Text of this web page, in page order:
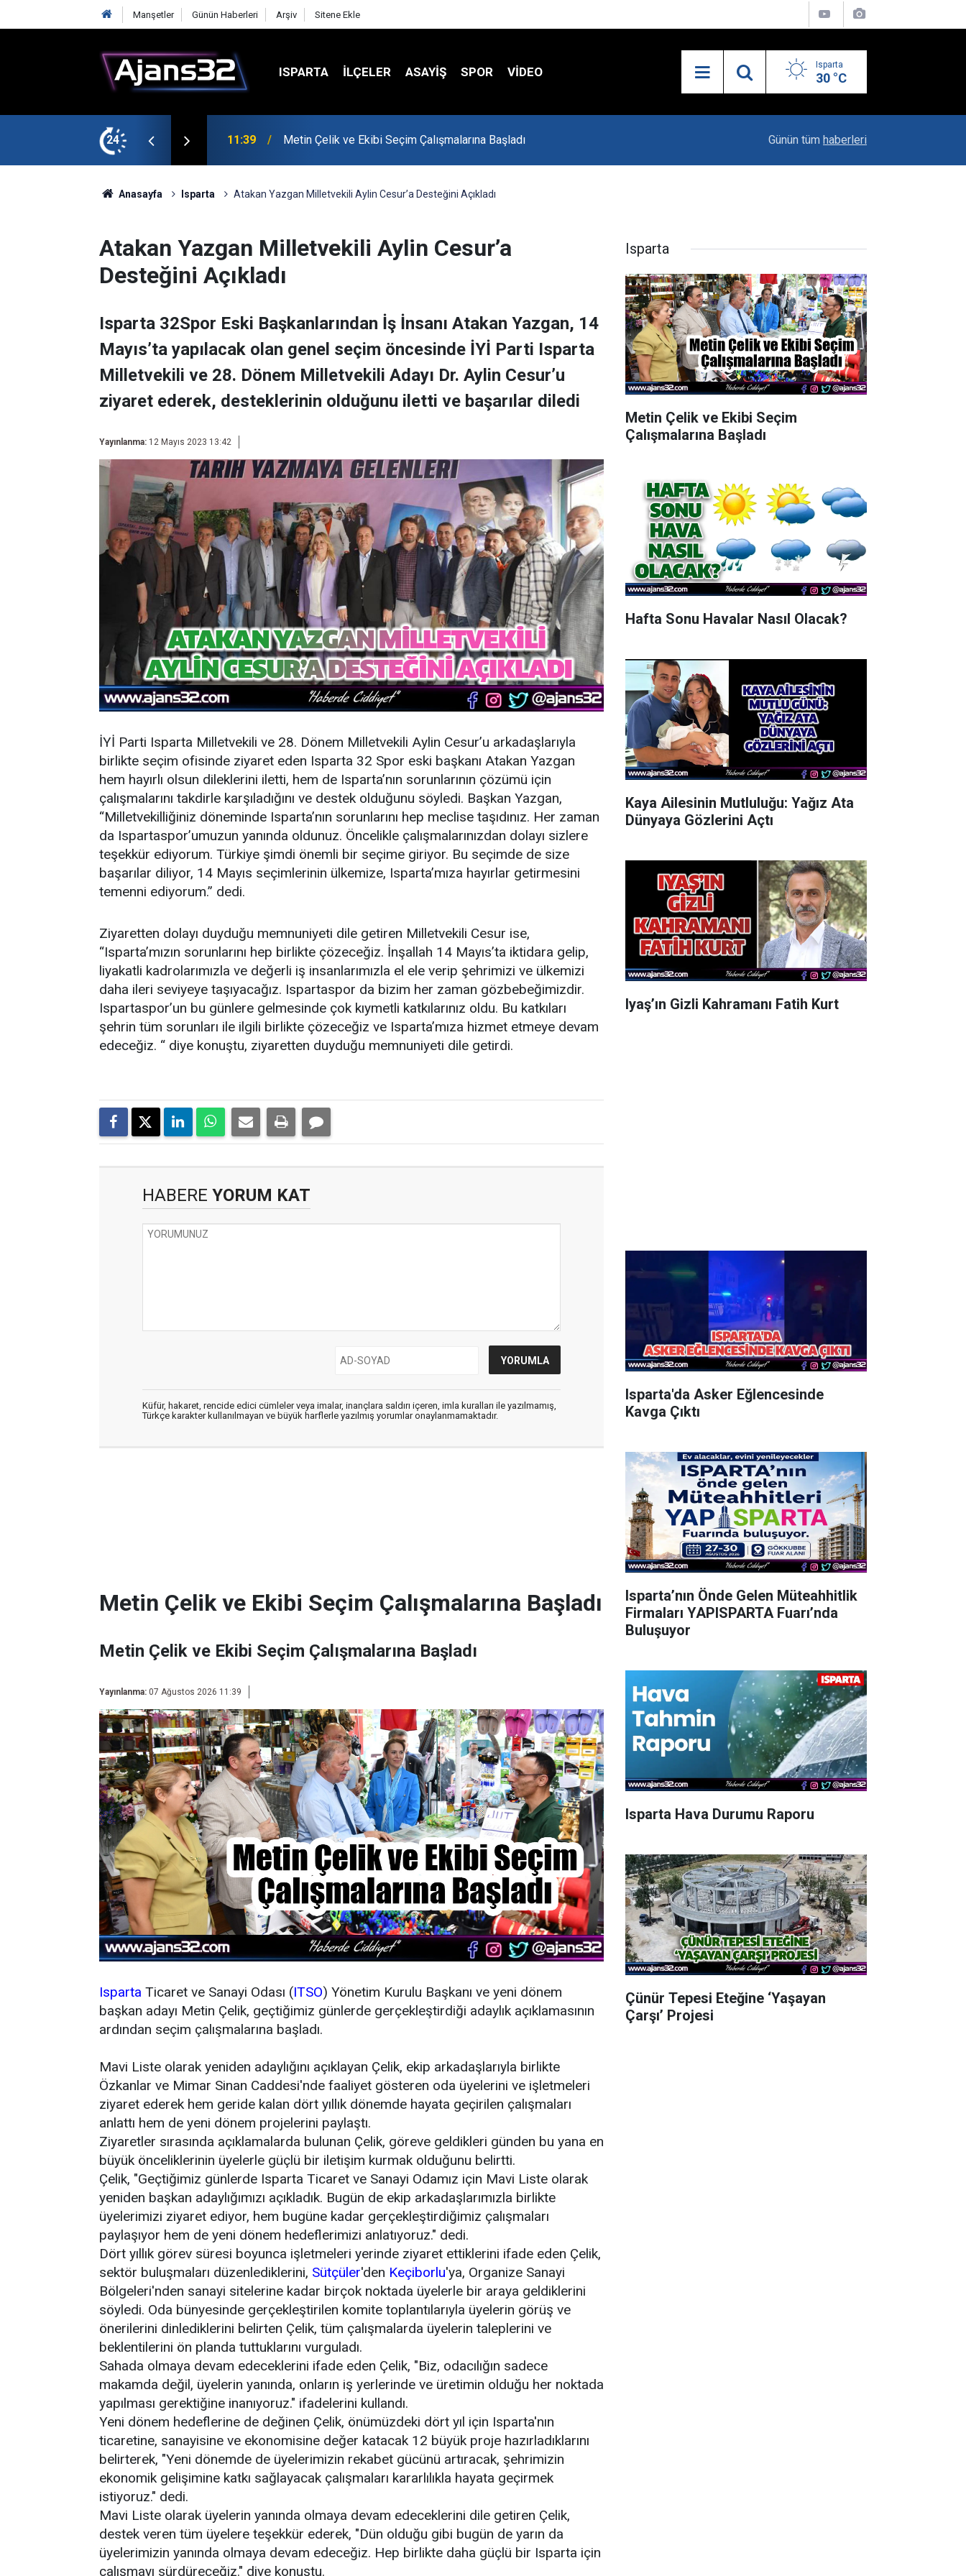
Manşetler Günün Haberleri Arşiv Sitene Ekle
ISPARTA İLÇELER ASAYİŞ SPOR VIDEO Isparta
30 °C
24 10:15 Hafta Sonu Havalar Nasıl Olacak? Kaya Ailesinin Mutluluğu: Yağız Ata Dünyaya
Günün tüm haberleri
Anasayfa Isparta Atakan Yazgan Milletvekili Aylin Cesur’a Desteğini Açıkladı
Atakan Yazgan Milletvekili Aylin Cesur’a
Desteğini Açıkladı
Isparta 32Spor Eski Başkanlarından İş İnsanı Atakan Yazgan, 14
Mayıs’ta yapılacak olan genel seçim öncesinde İYİ Parti Isparta
Milletvekili ve 28. Dönem Milletvekili Adayı Dr. Aylin Cesur’u
ziyaret ederek, desteklerinin olduğunu iletti ve başarılar diledi
Yayınlanma: 12 Mayıs 2023 13:42
İYİ Parti Isparta Milletvekili ve 28. Dönem Milletvekili Aylin Cesur’u arkadaşlarıyla
birlikte seçim ofisinde ziyaret eden Isparta 32 Spor eski başkanı Atakan Yazgan
hem hayırlı olsun dileklerini iletti, hem de Isparta’nın sorunlarının çözümü için
çalışmalarını takdirle karşıladığını ve destek olduğunu söyledi. Başkan Yazgan,
“Milletvekilliğiniz döneminde Isparta’nın sorunlarını hep meclise taşıdınız. Her zaman
da Ispartaspor’umuzun yanında oldunuz. Öncelikle çalışmalarınızdan dolayı sizlere
teşekkür ediyorum. Türkiye şimdi önemli bir seçime giriyor. Bu seçimde de size
başarılar diliyor, 14 Mayıs seçimlerinin ülkemize, Isparta’mıza hayırlar getirmesini
temenni ediyorum.” dedi.
Ziyaretten dolayı duyduğu memnuniyeti dile getiren Milletvekili Cesur ise,
“Isparta’mızın sorunlarını hep birlikte çözeceğiz. İnşallah 14 Mayıs’ta iktidara gelip,
liyakatli kadrolarımızla ve değerli iş insanlarımızla el ele verip şehrimizi ve ülkemizi
daha ileri seviyeye taşıyacağız. Ispartaspor da bizim her zaman gözbebeğimizdir.
Ispartaspor’un bu günlere gelmesinde çok kıymetli katkılarınız oldu. Bu katkıları
şehrin tüm sorunları ile ilgili birlikte çözeceğiz ve Isparta’mıza hizmet etmeye devam
edeceğiz. “ diye konuştu, ziyaretten duyduğu memnuniyeti dile getirdi.
HABERE YORUM KAT
Küfür, hakaret, rencide edici cümleler veya imalar, inançlara saldırı içeren, imla kuralları ile yazılmamış,
Türkçe karakter kullanılmayan ve büyük harflerle yazılmış yorumlar onaylanmamaktadır.
Metin Çelik ve Ekibi Seçim Çalışmalarına Başladı
Metin Çelik ve Ekibi Seçim Çalışmalarına Başladı
Yayınlanma: 07 Ağustos 2026 11:39
Isparta Ticaret ve Sanayi Odası (ITSO) Yönetim Kurulu Başkanı ve yeni dönem
başkan adayı Metin Çelik, geçtiğimiz günlerde gerçekleştirdiği adaylık açıklamasının
ardından seçim çalışmalarına başladı.
Mavi Liste olarak yeniden adaylığını açıklayan Çelik, ekip arkadaşlarıyla birlikte
Özkanlar ve Mimar Sinan Caddesi'nde faaliyet gösteren oda üyelerini ve işletmeleri
ziyaret ederek hem geride kalan dört yıllık dönemde hayata geçirilen çalışmaları
anlattı hem de yeni dönem projelerini paylaştı.
Ziyaretler sırasında açıklamalarda bulunan Çelik, göreve geldikleri günden bu yana en
büyük önceliklerinin üyelerle güçlü bir iletişim kurmak olduğunu belirtti.
Çelik, "Geçtiğimiz günlerde Isparta Ticaret ve Sanayi Odamız için Mavi Liste olarak
yeniden başkan adaylığımızı açıkladık. Bugün de ekip arkadaşlarımızla birlikte
üyelerimizi ziyaret ediyor, hem bugüne kadar gerçekleştirdiğimiz çalışmaları
paylaşıyor hem de yeni dönem hedeflerimizi anlatıyoruz." dedi.
Dört yıllık görev süresi boyunca işletmeleri yerinde ziyaret ettiklerini ifade eden Çelik,
sektör buluşmaları düzenlediklerini, Sütçüler'den Keçiborlu'ya, Organize Sanayi
Bölgeleri'nden sanayi sitelerine kadar birçok noktada üyelerle bir araya geldiklerini
söyledi. Oda bünyesinde gerçekleştirilen komite toplantılarıyla üyelerin görüş ve
önerilerini dinlediklerini belirten Çelik, tüm çalışmalarda üyelerin taleplerini ve
beklentilerini ön planda tuttuklarını vurguladı.
Sahada olmaya devam edeceklerini ifade eden Çelik, "Biz, odacılığın sadece
makamda değil, üyelerin yanında, onların iş yerlerinde ve üretimin olduğu her noktada
yapılması gerektiğine inanıyoruz." ifadelerini kullandı.
Yeni dönem hedeflerine de değinen Çelik, önümüzdeki dört yıl için Isparta'nın
ticaretine, sanayisine ve ekonomisine değer katacak 12 büyük proje hazırladıklarını
belirterek, "Yeni dönemde de üyelerimizin rekabet gücünü artıracak, şehrimizin
ekonomik gelişimine katkı sağlayacak çalışmaları kararlılıkla hayata geçirmek
istiyoruz." dedi.
Mavi Liste olarak üyelerin yanında olmaya devam edeceklerini dile getiren Çelik,
destek veren tüm üyelere teşekkür ederek, "Dün olduğu gibi bugün de yarın da
üyelerimizin yanında olmaya devam edeceğiz. Hep birlikte daha güçlü bir Isparta için
çalışmayı sürdüreceğiz." diye konuştu.
Isparta
Metin Çelik ve Ekibi Seçim
Çalışmalarına Başladı
Hafta Sonu Havalar Nasıl Olacak?
Kaya Ailesinin Mutluluğu: Yağız Ata
Dünyaya Gözlerini Açtı
Iyaş’ın Gizli Kahramanı Fatih Kurt
Isparta'da Asker Eğlencesinde
Kavga Çıktı
Isparta’nın Önde Gelen Müteahhitlik
Firmaları YAPISPARTA Fuarı’nda
Buluşuyor
Isparta Hava Durumu Raporu
Çünür Tepesi Eteğine ‘Yaşayan
Çarşı’ Projesi